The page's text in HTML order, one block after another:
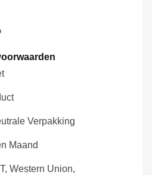
Verpakking
Maand
Western Union,